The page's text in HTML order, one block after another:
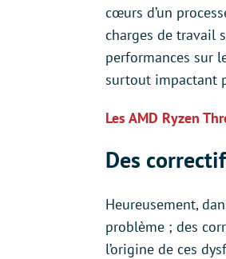
cœurs d’un
charges de travail
performances sur
surtout impactant
Les AMD Ryzen
Des
Heureusement,
problème ; des
l’origine de ces